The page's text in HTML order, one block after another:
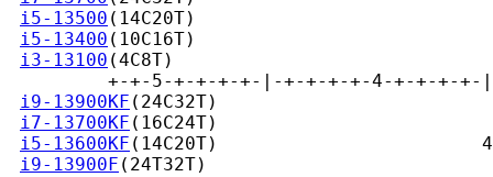
i5-13500 (14C20T)
i5-13400 (10C16T)
i3-13100 (4C8T)
+-+-5-+-+-+-+-|-+-+-+-+-4-+-+-+-
i9-13900KF (24C32T)
i7-13700KF (16C24T)
i5-13600KF (14C20T)
i9-13900F (24T32T)